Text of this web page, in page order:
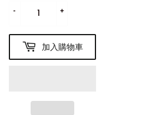
+
-
加入購物車